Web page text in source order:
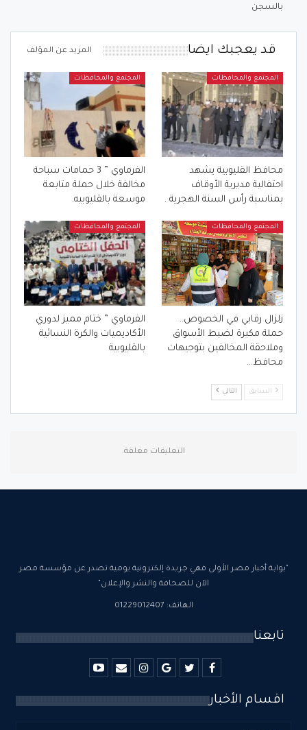
بالسجن
قد يعجبك ايضا المزيد عن المؤلف
المجتمع والمحافظات
محافظ القليوبية يشهد
احتفالية مديرية الأوقاف
بمناسبة رأس السنة الهجرية .
المجتمع والمحافظات
الفرماوي ” 3 حمامات سباحة
مخالفة خلال حملة متابعة
موسعة بالقليوبيه.
المجتمع والمحافظات
زلزال رقابي في الخصوص..
حملة مكبرة لضبط الأسواق
وملاحقة المخالفين بتوجيهات
محافظ…
المجتمع والمحافظات
الفرماوي ” ختام مميز لدوري
الأكاديميات والكرة النسائية
بالقليوبية
السابق التالي
التعليقات مغلقة.
"بوابة أخبار مصر الأولى فهي جريدة إلكترونية يومية تصدر عن مؤسسة مصر
الآن للصحافة والنشر والإعلان"
الهاتف: 01229012407
تابعنا
اقسام الأخبار